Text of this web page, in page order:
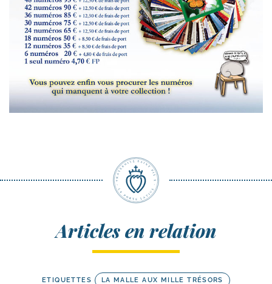
Articles en relation
ETIQUETTES LA MALLE AUX MILLE TRÉSORS